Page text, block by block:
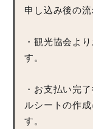
申し込み後の
・観光協会よ
す。
・お支払い完
ルシートの作
す。